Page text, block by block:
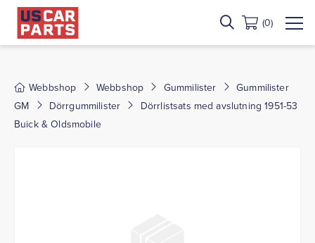
(0)
Webbshop Webbshop Gummilister
Gummilister
GM
Dörrgummilister
Dörrlistsats med avslutning 1951-53
Buick & Oldsmobile